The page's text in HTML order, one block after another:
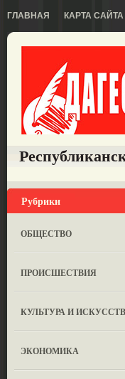
ГЛАВНАЯ КАРТА САЙТА
Рубрики
ОБЩЕСТВО
ПРОИСШЕСТВИЯ
КУЛЬТУРА И
ЭКОНОМИКА